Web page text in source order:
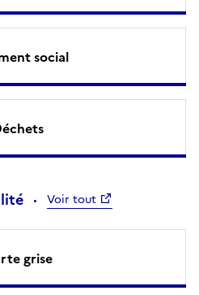
social
Voir tout
grise